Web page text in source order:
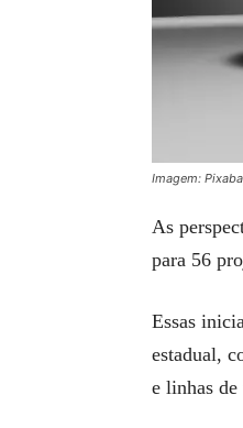
Imagem:
As
para 56
Essas
estadual,
e linhas de